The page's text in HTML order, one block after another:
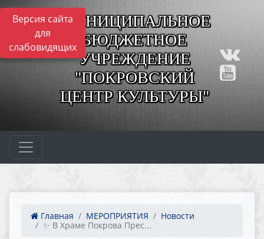
Версия сайта
для
слабовидящих
МУНИЦИПАЛЬНОЕ
БЮДЖЕТНОЕ
УЧРЕЖДЕНИЕ
"ПОКРОВСКИЙ
ЦЕНТР КУЛЬТУРЫ"
Главная МЕРОПРИЯТИЯ
Новости
✨ В Храме Покрова Прес...